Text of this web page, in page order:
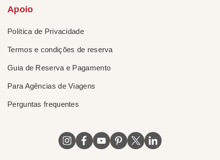
Apoio
Política de Privacidade
Termos e condições de reserva
Guia de Reserva e Pagamento
Para Agências de Viagens
Perguntas frequentes